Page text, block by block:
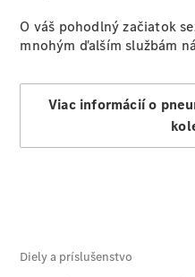
O váš pohodlný začiatok
mnohým ďalším službám
Viac informácií o